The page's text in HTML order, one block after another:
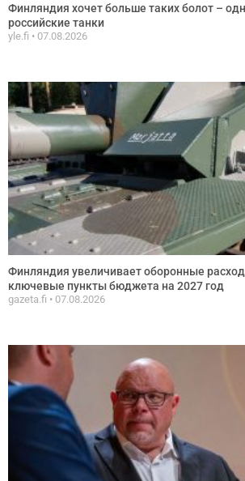
Финляндия хочет больше таких болот –
российские танки
yle.fi 07.08.2026
Финляндия увеличивает оборонные
ключевые пункты бюджета на 2027 год
gazeta.fi 07.08.2026